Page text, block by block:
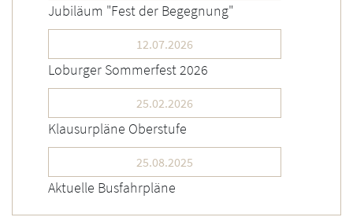
Jubiläum "Fest der Begegnung"
12.07.2026
Loburger Sommerfest 2026
25.02.2026
Klausurpläne Oberstufe
25.08.2025
Aktuelle Busfahrpläne